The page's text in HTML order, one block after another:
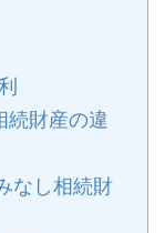
続財産の違
なし相続財